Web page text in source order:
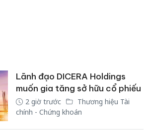
Lãnh đạo DICERA Holdings
muốn gia tăng sở hữu cổ phiếu
2 giờ trước
Thương hiệu Tài
chính - Chứng khoán